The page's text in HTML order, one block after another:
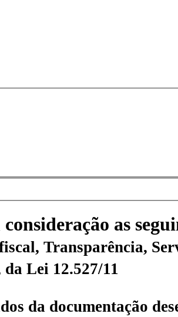
as
Transparência,
Lei 12.527/11
da documentação